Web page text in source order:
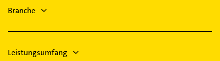
Ärztehaus
Branche
Leistungsumfang